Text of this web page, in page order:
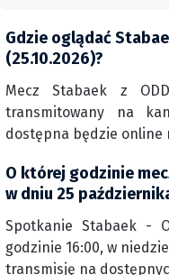
Gdzie oglądać
(25.10.2026)?
Mecz Stabaek z
transmitowany na
dostępna będzie
O której godzinie
w dniu 25
Spotkanie Stabaek -
godzinie 16:00, w
transmisję na